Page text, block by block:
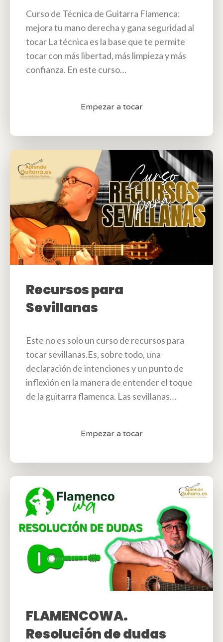
Curso de Técnica de Guitarra Flamenca:
mejora tu mano derecha y gana seguridad al
tocar La técnica es la base que te permite
tocar con más libertad, más limpieza y más
confianza. En este curso…
Empezar a tocar
Recursos para
Sevillanas
Este no es solo un curso de recursos para
tocar sevillanas.Es, sobre todo, una
declaración de intenciones y un punto de
inflexión en la manera de entender el toque
de la guitarra flamenca. Las sevillanas…
Empezar a tocar
FLAMENCOWA.
Resolución de dudas